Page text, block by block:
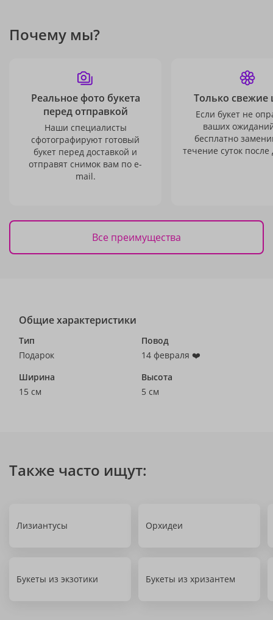
Почему мы?
Реальное фото букета
перед отправкой
Наши специалисты
сфотографируют готовый
букет перед доставкой и
отправят снимок вам по e-
mail.
Только свежие
Если букет не
ваших
бесплатно
течение суток после
Все преимущества
Общие характеристики
Тип
Подарок
Повод
14 февраля ❤️
Ширина
15 см
Высота
5 см
Также часто ищут:
Лизиантусы Орхидеи
Букеты из экзотики Букеты из хризантем